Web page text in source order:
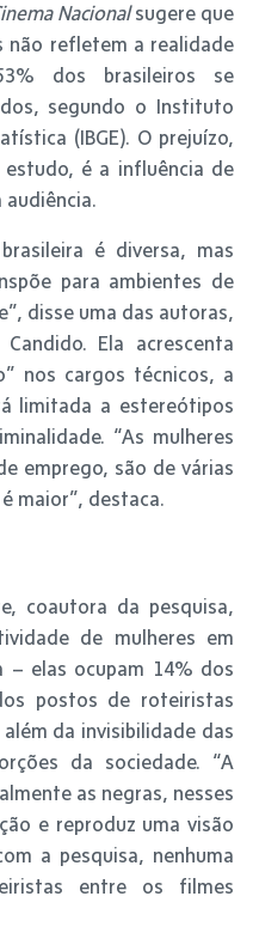
Nacionalsugere que
não refletem a realidade
dos brasileiros se
segundo o Instituto
(IBGE). O prejuízo,
é a influência de
é diversa, mas
para ambientes de
disse uma das autoras,
Ela acrescenta
nos cargos técnicos, a
limitada a estereótipos
“As mulheres
emprego, são de várias
maior”, destaca.
coautora da pesquisa,
de mulheres em
– elas ocupam 14% dos
postos de roteiristas
da invisibilidade das
da sociedade. “A
as negras, nesses
e reproduz uma visão
a pesquisa, nenhuma
entre os filmes